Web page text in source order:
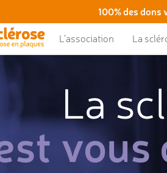
100% des dons
L’association La
La
vous